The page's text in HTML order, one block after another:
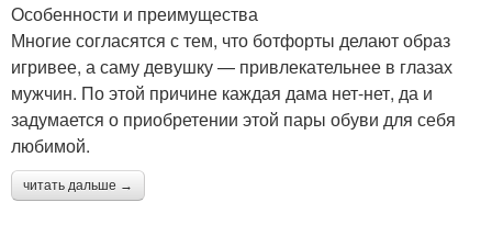
Особенности и преимущества
Многие согласятся с тем, что ботфорты делают образ
игривее, а саму девушку — привлекательнее в глазах
мужчин. По этой причине каждая дама нет-нет, да и
задумается о приобретении этой пары обуви для себя
любимой.
читать дальше →